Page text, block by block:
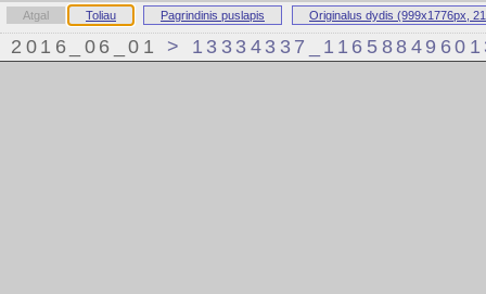
Atgal Toliau Pagrindinis puslapis Originalus dydis (999x1776px,
2016_06_01 >